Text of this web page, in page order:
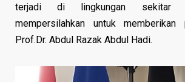
terjadi di lingkungan sekitar
mempersilahkan untuk memberikan
Prof.Dr. Abdul Razak Abdul Hadi.